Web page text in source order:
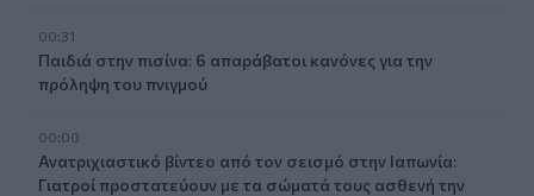
00:31
Παιδιά στην πισίνα: 6 απαράβατοι κανόνες για την
πρόληψη του πνιγμού
00:00
Ανατριχιαστικό βίντεο από τον σεισμό στην Ιαπωνία:
Γιατροί προστατεύουν με τα σώματά τους ασθενή την